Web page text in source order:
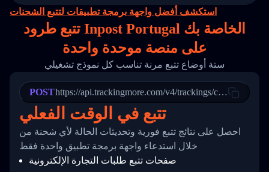
15
16
17
18
21
22
23
24
25
27
28
29
30
"destination_country": "United
        "itemTimeLength": 2,
        "weblink": "",
        "phone": null,
        "trackinfo": [
          {
            "Date": "2017-03-08 04: 22: 00",
"StatusDescription": "Departed
"Details": "Departed Facility
          },
          {
            "Date": "2017-03-06 15:28:00",
"StatusDescription": "Shipment
"Details": "BEIJING-
          }
        ]
استكشف أفضل واجهة برمجة تطبيقات لتتبع الشحنات
تتبع طرود Inpost Portugal الخاصة بك
على منصة موحدة واحدة
ستة أوضاع تتبع مرنة تناسب كل نموذج تشغيلي
POSThttps://api.trackingmore.com/v4/trackings/create
تتبع في الوقت الفعلي
احصل على نتائج تتبع فورية وتحديثات الحالة لأي شحنة من
خلال استدعاء واجهة برمجة تطبيق واحدة فقط
صفحات تتبع طلبات التجارة الإلكترونية